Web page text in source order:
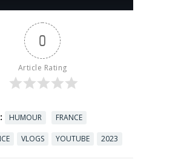
partenariat
redécouvrir
ce
documentair
la plateform
0
Article Rating
HUMOUR FRANCE
VLOGS YOUTUBE 2023